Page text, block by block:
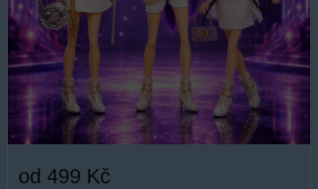
od 499 Kč